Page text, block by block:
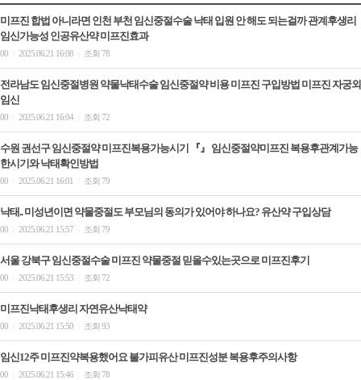
미프진 합법 아니라면 인천 부천 임신중절수술 낙태 입원 안 해도 되는걸까 관계후생리
임신가능성 인공유산약 미­프진효과
00 2025.06.21 16:08 조회 78
전라남도 임신중절병원 약물낙태수술 임신중절약 비용 미프진 구입방법 미­프진 자궁외
임신
00 2025.06.21 16:04 조회 72
수원 권선구 임신중절약 미프진복용가능시기 『』 임신중절약미프진 복용후관계가능
한시기와 낙태확인방법
00 2025.06.21 16:01 조회 79
낙태.. 미성년이면 약물중절도 부모님의 동의가 있어야 하나요? 유산약 구입상담
00 2025.06.21 15:57 조회 79
서울 강북구 임신중절수술 미프진 약물중절 믿을수있는곳으로 미­프진후기
00 2025.06.21 15:53 조회 72
미프진낙태후생리 자연유산낙­태약
00 2025.06.21 15:50 조회 93
임신12주 미프진약복용했어요 불가피유산 미프진성분 복용후주의사항
00 2025.06.21 15:46 조회 78